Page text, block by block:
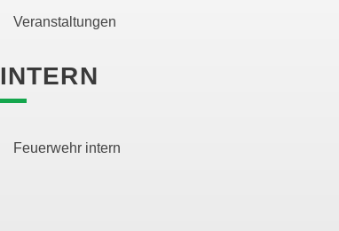
Veranstaltungen
INTERN
Feuerwehr intern